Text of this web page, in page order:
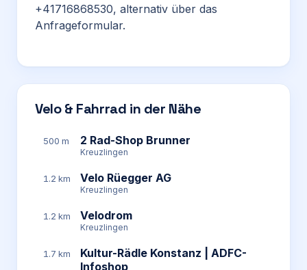
+41716868530, alternativ über das
Anfrageformular.
Velo & Fahrrad in der Nähe
500 m 2 Rad-Shop Brunner
Kreuzlingen
1.2 km Velo Rüegger AG
Kreuzlingen
1.2 km Velodrom
Kreuzlingen
1.7 km
Kultur-Rädle Konstanz | ADFC-
Infoshop